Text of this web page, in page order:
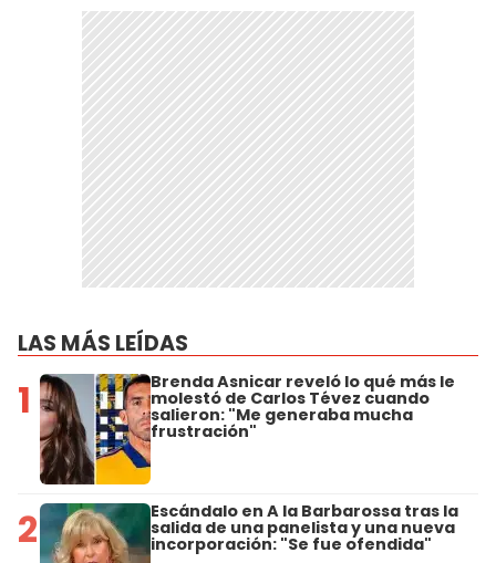
LAS MÁS LEÍDAS
1 Brenda Asnicar reveló lo qué más le
molestó de Carlos Tévez cuando
salieron: "Me generaba mucha
frustración"
2 Escándalo en A la Barbarossa tras la
salida de una panelista y una nueva
incorporación: "Se fue ofendida"